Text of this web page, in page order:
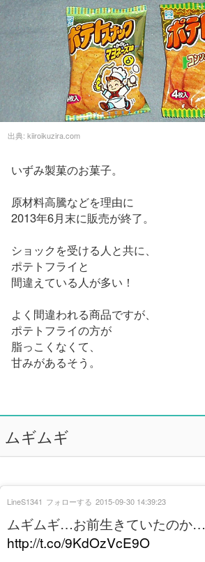
出典: kiiroikuzira.com
いずみ製菓のお菓子。
原材料高騰などを理由に
2013年6月末に販売が終了。
ショックを受ける人と共に、
ポテトフライと
間違えている人が多い！
よく間違われる商品ですが、
ポテトフライの方が
脂っこくなくて、
甘みがあるそう。
ムギムギ
ムギムギ…お前生きていたのか…
http://t.co/9KdOzVcE9O
LineS1341 フォローする 2015-09-30 14:39:23